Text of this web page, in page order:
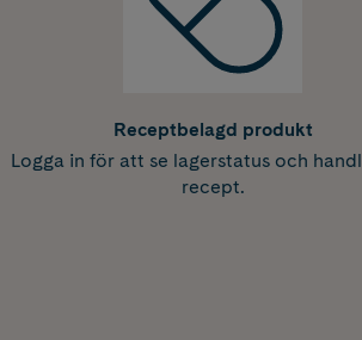
Receptbelagd produkt
Logga in för att se lagerstatus och
recept.